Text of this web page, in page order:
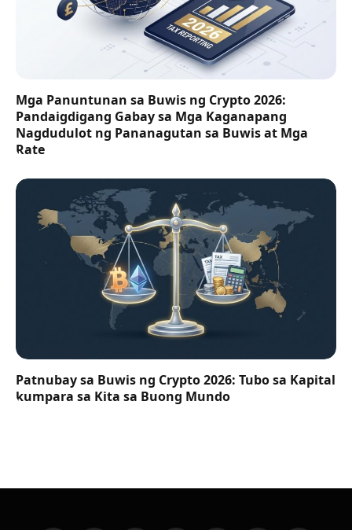
Mga Panuntunan sa Buwis ng Crypto 2026:
Pandaigdigang Gabay sa Mga Kaganapang
Nagdudulot ng Pananagutan sa Buwis at Mga
Rate
Patnubay sa Buwis ng Crypto 2026: Tubo sa Kapital
kumpara sa Kita sa Buong Mundo